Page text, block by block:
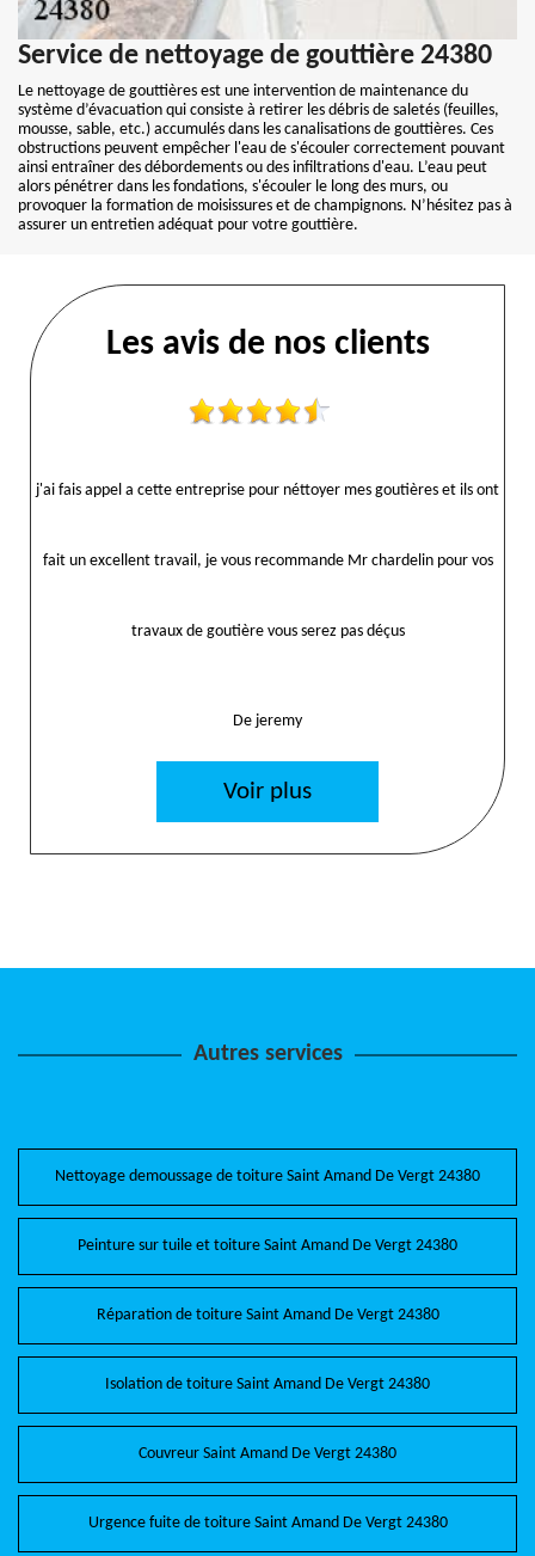
Service de nettoyage de gouttière 24380
Le nettoyage de gouttières est une intervention de maintenance du
système d’évacuation qui consiste à retirer les débris de saletés (feuilles,
mousse, sable, etc.) accumulés dans les canalisations de gouttières. Ces
obstructions peuvent empêcher l'eau de s'écouler correctement pouvant
ainsi entraîner des débordements ou des infiltrations d'eau. L’eau peut
alors pénétrer dans les fondations, s'écouler le long des murs, ou
provoquer la formation de moisissures et de champignons. N’hésitez pas à
assurer un entretien adéquat pour votre gouttière.
Les avis de nos clients
j'ai fais appel a cette entreprise pour néttoyer mes goutières et ils ont
fait un excellent travail, je vous recommande Mr chardelin pour vos
travaux de goutière vous serez pas déçus
De jeremy
Voir plus
Autres services
Nettoyage demoussage de toiture Saint Amand De Vergt 24380
Peinture sur tuile et toiture Saint Amand De Vergt 24380
Réparation de toiture Saint Amand De Vergt 24380
Isolation de toiture Saint Amand De Vergt 24380
Couvreur Saint Amand De Vergt 24380
Urgence fuite de toiture Saint Amand De Vergt 24380